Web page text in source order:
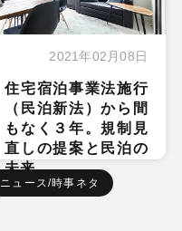
2021年02月08日
住宅宿泊事業法施行
（民泊新法）から間
もなく３年。規制見
直しの提案と民泊の
未来
ニュース/時事ネタ